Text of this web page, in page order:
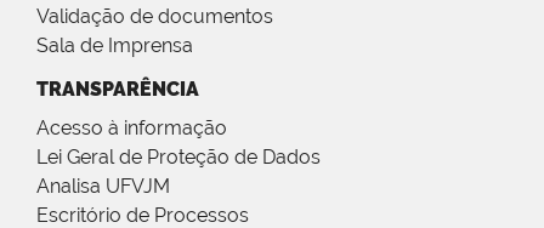
Validação de documentos
Sala de Imprensa
TRANSPARÊNCIA
Acesso à informação
Lei Geral de Proteção de Dados
Analisa UFVJM
Escritório de Processos